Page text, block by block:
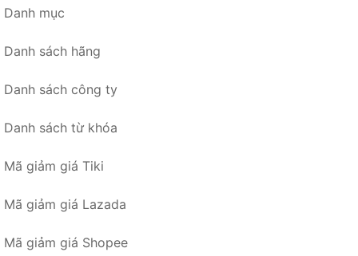
Danh mục
Danh sách hãng
Danh sách công ty
Danh sách từ khóa
Mã giảm giá Tiki
Mã giảm giá Lazada
Mã giảm giá Shopee